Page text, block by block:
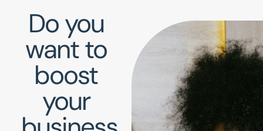
Do you
want to
boost
your